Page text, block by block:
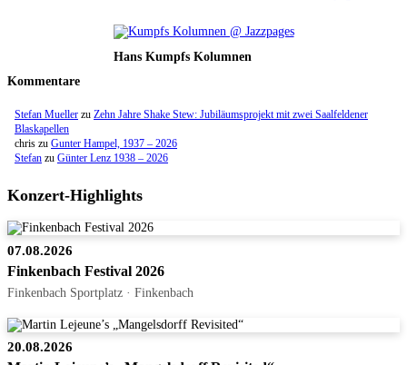
Hans Kumpfs Kolumnen
Kommentare
Stefan Mueller zu Zehn Jahre Shake Stew: Jubiläumsprojekt mit zwei Saalfeldener
Blaskapellen
chris zu Gunter Hampel, 1937 – 2026
Stefan zu Günter Lenz 1938 – 2026
Konzert-Highlights
07.08.2026
Finkenbach Festival 2026
Finkenbach Sportplatz · Finkenbach
20.08.2026